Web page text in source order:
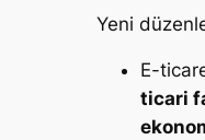
Yeni
E-
ticari